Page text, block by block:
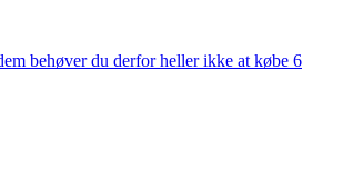
behøver du derfor heller ikke at købe 6